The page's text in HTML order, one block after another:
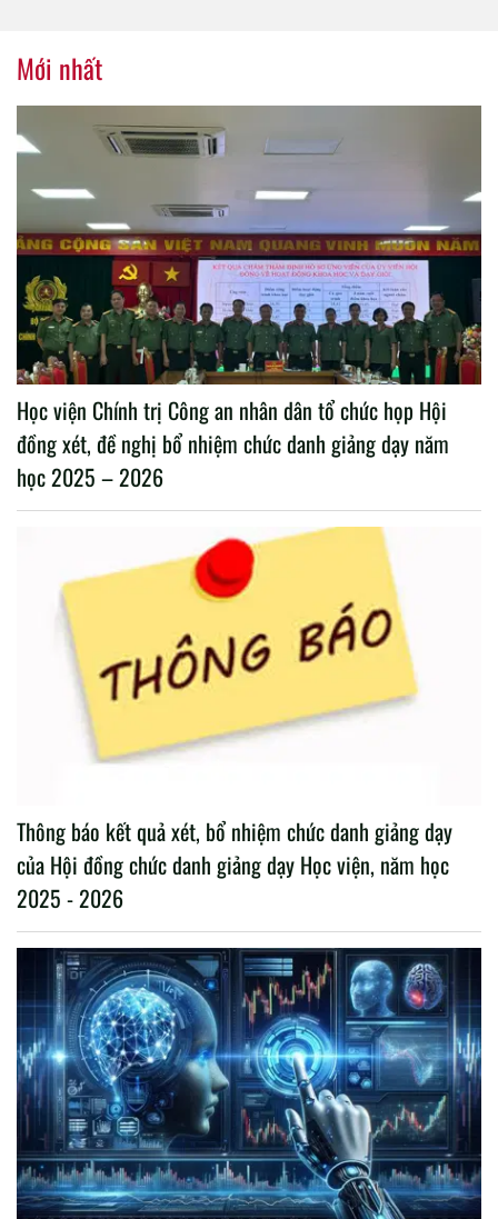
Mới nhất
Học viện Chính trị Công an nhân dân tổ chức họp Hội
đồng xét, đề nghị bổ nhiệm chức danh giảng dạy năm
học 2025 – 2026
Thông báo kết quả xét, bổ nhiệm chức danh giảng dạy
của Hội đồng chức danh giảng dạy Học viện, năm học
2025 - 2026